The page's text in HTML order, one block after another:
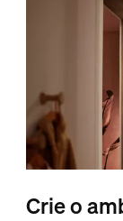
Crie o